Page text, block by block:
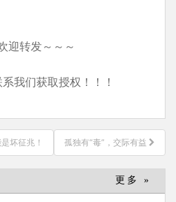
迎转发～～～
我们获取授权！！！
坏征兆！ 孤独有“毒”，交际有益
更多 »